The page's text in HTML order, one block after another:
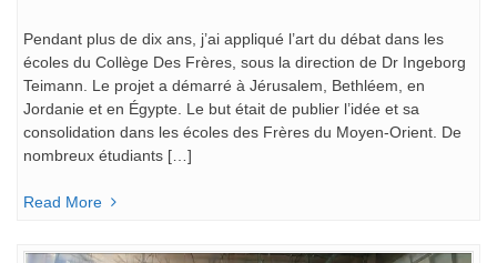
Pendant plus de dix ans, j’ai appliqué l’art du débat dans les
écoles du Collège Des Frères, sous la direction de Dr Ingeborg
Teimann. Le projet a démarré à Jérusalem, Bethléem, en
Jordanie et en Égypte. Le but était de publier l’idée et sa
consolidation dans les écoles des Frères du Moyen-Orient. De
nombreux étudiants […]
Read More